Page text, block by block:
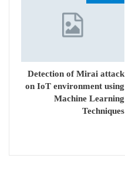
Detection of Mirai attack
on IoT environment using
Machine Learning
Techniques